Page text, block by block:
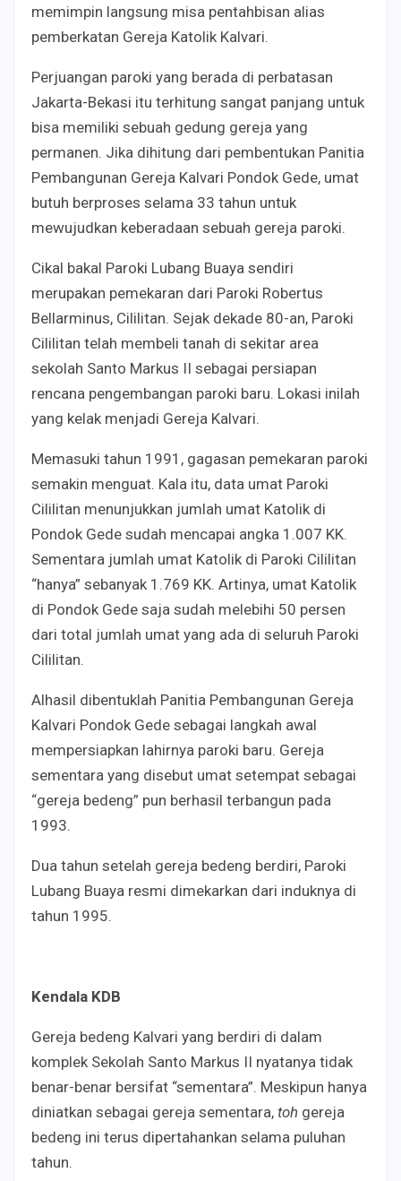
memimpin langsung misa pentahbisan alias
pemberkatan Gereja Katolik Kalvari.
Perjuangan paroki yang berada di perbatasan
Jakarta-Bekasi itu terhitung sangat panjang untuk
bisa memiliki sebuah gedung gereja yang
permanen. Jika dihitung dari pembentukan Panitia
Pembangunan Gereja Kalvari Pondok Gede, umat
butuh berproses selama 33 tahun untuk
mewujudkan keberadaan sebuah gereja paroki.
Cikal bakal Paroki Lubang Buaya sendiri
merupakan pemekaran dari Paroki Robertus
Bellarminus, Cililitan. Sejak dekade 80-an, Paroki
Cililitan telah membeli tanah di sekitar area
sekolah Santo Markus II sebagai persiapan
rencana pengembangan paroki baru. Lokasi inilah
yang kelak menjadi Gereja Kalvari.
Memasuki tahun 1991, gagasan pemekaran paroki
semakin menguat. Kala itu, data umat Paroki
Cililitan menunjukkan jumlah umat Katolik di
Pondok Gede sudah mencapai angka 1.007 KK.
Sementara jumlah umat Katolik di Paroki Cililitan
“hanya” sebanyak 1.769 KK. Artinya, umat Katolik
di Pondok Gede saja sudah melebihi 50 persen
dari total jumlah umat yang ada di seluruh Paroki
Cililitan.
Alhasil dibentuklah Panitia Pembangunan Gereja
Kalvari Pondok Gede sebagai langkah awal
mempersiapkan lahirnya paroki baru. Gereja
sementara yang disebut umat setempat sebagai
“gereja bedeng” pun berhasil terbangun pada
1993.
Dua tahun setelah gereja bedeng berdiri, Paroki
Lubang Buaya resmi dimekarkan dari induknya di
tahun 1995.
Kendala KDB
Gereja bedeng Kalvari yang berdiri di dalam
komplek Sekolah Santo Markus II nyatanya tidak
benar-benar bersifat “sementara”. Meskipun hanya
diniatkan sebagai gereja sementara, toh gereja
bedeng ini terus dipertahankan selama puluhan
tahun.